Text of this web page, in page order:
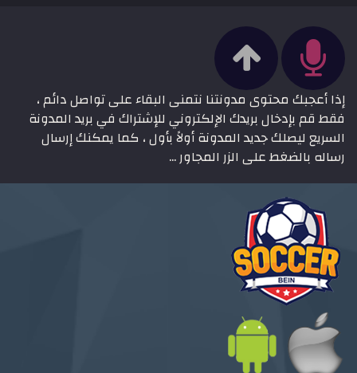
إذا أعجبك محتوى مدونتنا نتمنى البقاء على تواصل دائم ،
فقط قم بإدخال بريدك الإلكتروني للإشتراك في بريد المدونة
السريع ليصلك جديد المدونة أولاً بأول ، كما يمكنك إرسال
رساله بالضغط على الزر المجاور ...